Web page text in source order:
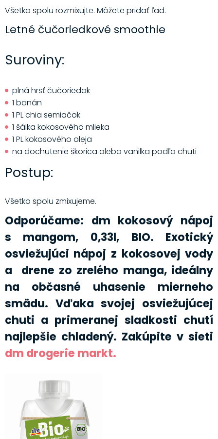
Všetko spolu rozmixujte. Môžete pridať ľad.
Letné čučoriedkové smoothie
Suroviny:
plná hrsť čučoriedok
1 banán
1 PL chia semiačok
1 šálka kokosového mlieka
1 PL kokosového oleja
na dochutenie škorica alebo vanilka podľa chuti
Postup:
Všetko spolu zmixujeme.
Odporúčame: dm kokosový nápoj
s mangom, 0,33l, BIO. Exotický
osviežujúci nápoj z kokosovej vody
a drene zo zrelého manga, ideálny
na občasné uhasenie mierneho
smädu. Vďaka svojej osviežujúcej
chuti a primeranej sladkosti chutí
najlepšie chladený. Zakúpite v sieti
dm drogerie markt.